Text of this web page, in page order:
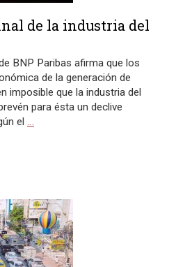
de la industria del
BNP Paribas afirma que los
de la generación de
imposible que la industria del
para ésta un declive
el …